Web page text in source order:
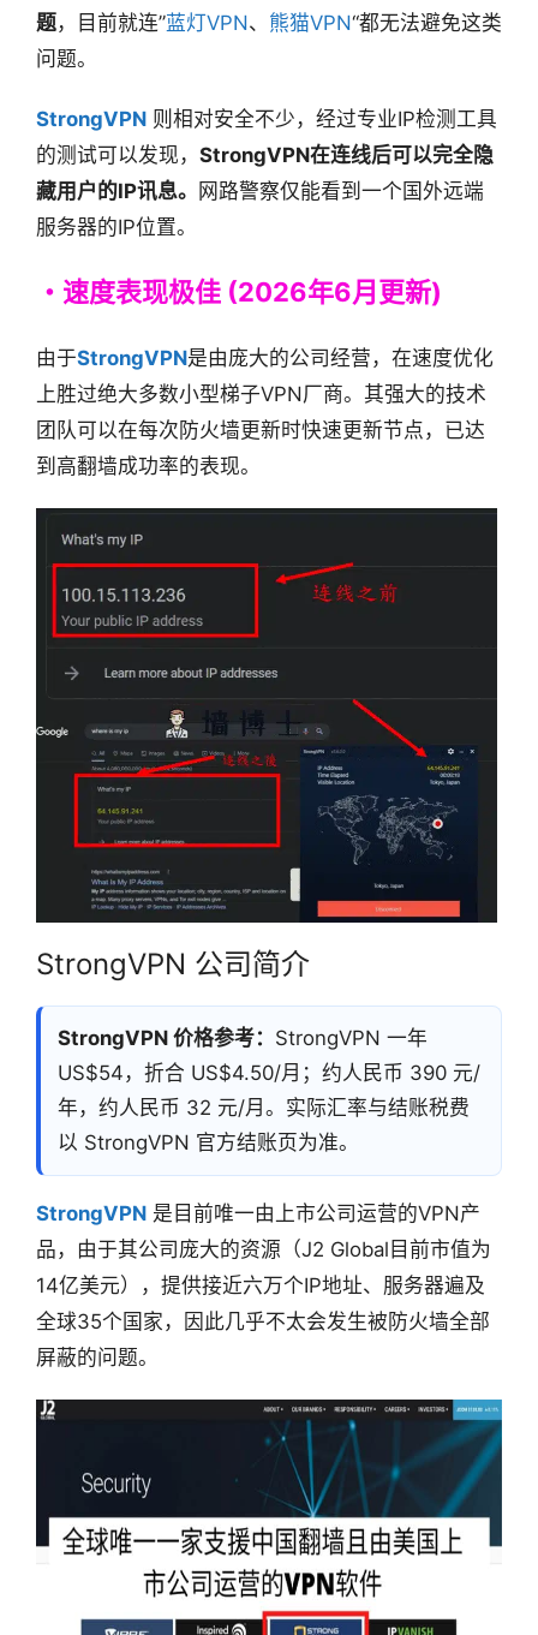
题，目前就连”蓝灯VPN、 熊猫VPN“都无法避免这类
问题。
StrongVPN 则相对安全不少，经过专业IP检测工具
的测试可以发现， StrongVPN在连线后可以完全隐
藏用户的IP讯息。
网路警察仅能看到一个国外远端
服务器的IP位置。
・速度表现极佳 (2026年6月更新)
由于StrongVPN是由庞大的公司经营，在速度优化
上胜过绝大多数小型梯子VPN厂商。其强大的技术
团队可以在每次防火墙更新时快速更新节点，已达
到高翻墙成功率的表现。
StrongVPN 公司简介
StrongVPN 价格参考： StrongVPN 一年
US$54，折合 US$4.50/月；约人民币 390 元/
年，约人民币 32 元/月。实际汇率与结账税费
以 StrongVPN 官方结账页为准。
StrongVPN 是目前唯一由上市公司运营的VPN产
品，由于其公司庞大的资源（J2 Global目前市值为
14亿美元），提供接近六万个IP地址、服务器遍及
全球35个国家，因此几乎不太会发生被防火墙全部
屏蔽的问题。